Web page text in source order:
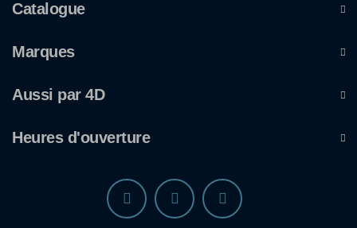
Catalogue
Marques
Aussi par 4D
Heures d'ouverture